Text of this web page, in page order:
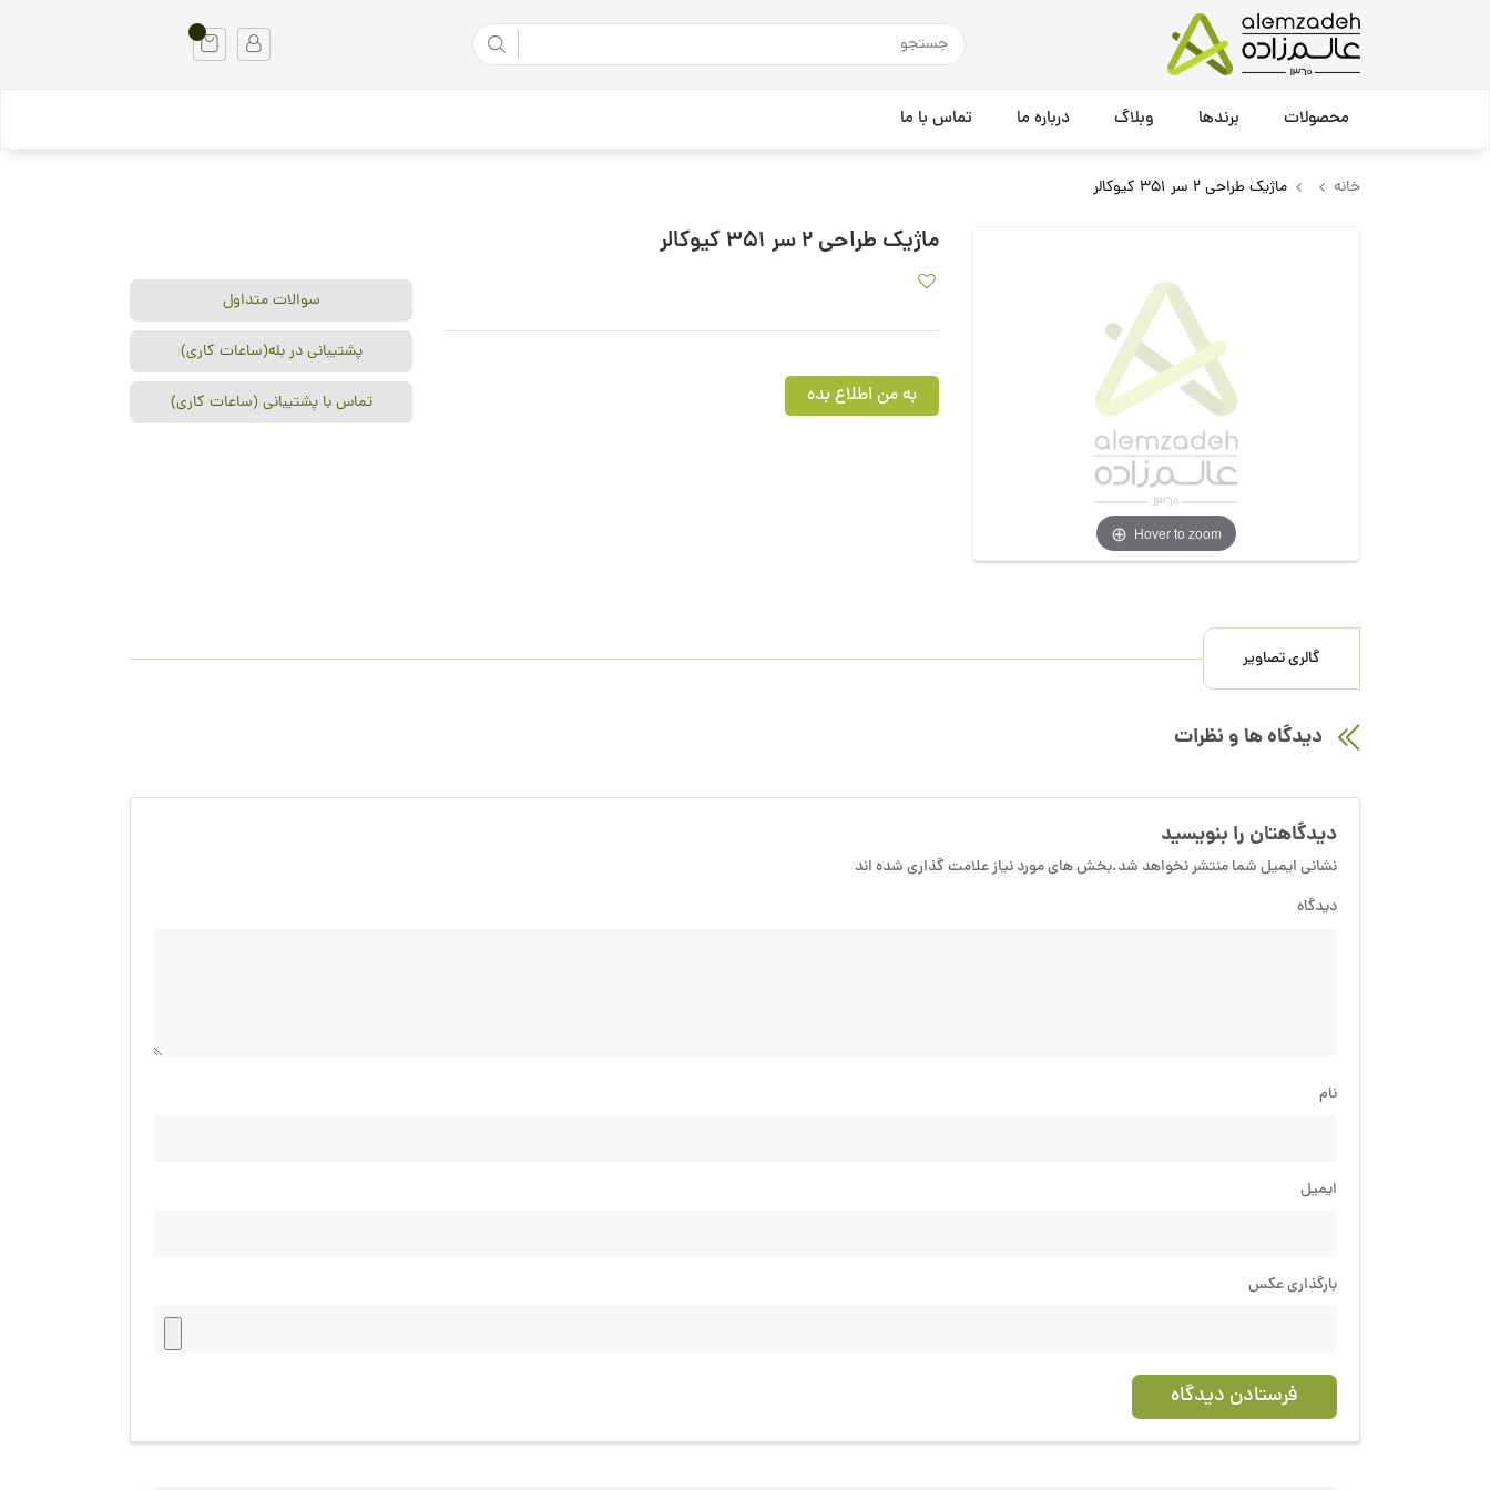
محصولات برندها وبلاگ درباره ما تماس با ما
خانه ماژیک طراحی 2 سر 351 کیوکالر
Hover to zoom
ماژیک طراحی 2 سر 351 کیوکالر
به من اطلاع بده
سوالات متداول
پشتیبانی در بله(ساعات کاری)
تماس با پشتیبانی (ساعات کاری)
گالری تصاویر
دیدگاه ها و نظرات
دیدگاهتان را بنویسید
نشانی ایمیل شما منتشر نخواهد شد.بخش های مورد نیاز علامت گذاری شده اند
دیدگاه
نام
ایمیل
بارگذاری عکس
فرستادن دیدگاه